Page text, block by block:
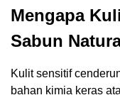
Mengapa
Sabun
Kulit sensitif
bahan kimia keras